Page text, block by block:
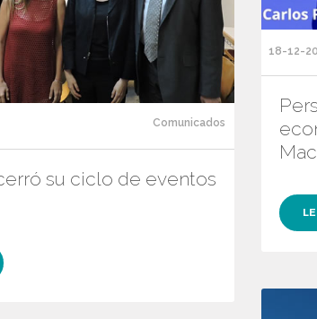
18-12-
Comunicados
su ciclo de eventos